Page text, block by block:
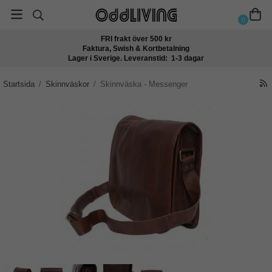
0
FRI frakt över 500 kr
Faktura, Swish & Kortbetalning
Lager i Sverige. Leveranstid: 1-3 dagar
Startsida / Skinnväskor / Skinnväska - Messenger